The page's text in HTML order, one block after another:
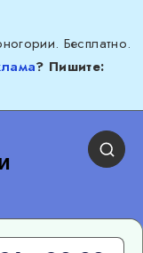
Бесплатно.
? Пишите: